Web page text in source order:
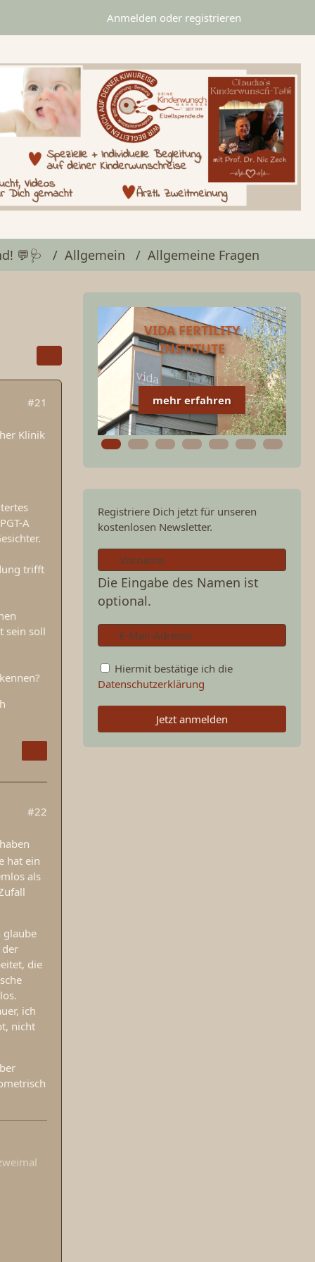
Anmelden oder registrieren
💬🩺 Allgemein Allgemeine Fragen
#21
Klinik
A
trifft
sein soll
#22
hat ein
als
glaube
die
ich
nicht
VIDA FERTILITY
INSTITUTE
mehr erfahren
Registriere Dich jetzt für unseren
kostenlosen Newsletter.
Die Eingabe des Namen ist
optional.
Hiermit bestätige ich die
Datenschutzerklärung
Jetzt anmelden